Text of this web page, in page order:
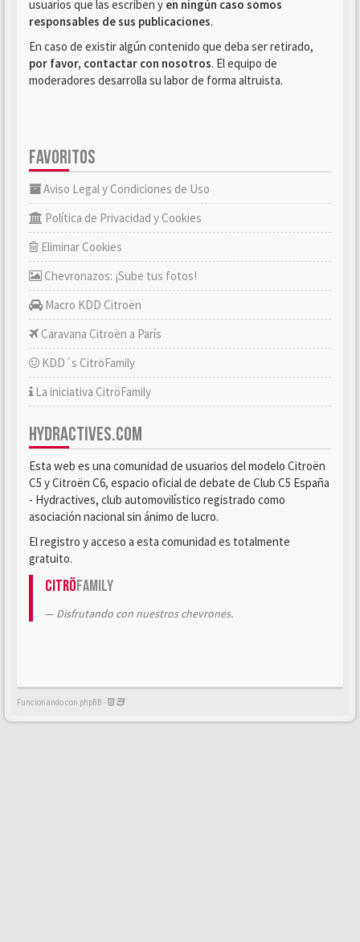
usuarios que las escriben y en ningún caso somos
responsables de sus publicaciones.
En caso de existir algún contenido que deba ser retirado,
por favor, contactar con nosotros. El equipo de
moderadores desarrolla su labor de forma altruista.
FAVORITOS
Aviso Legal y Condiciones de Uso
Política de Privacidad y Cookies
Eliminar Cookies
Chevronazos: ¡Sube tus fotos!
Macro KDD Citroën
Caravana Citroën a París
KDD´s CitröFamily
La iniciativa CitröFamily
HYDRACTIVES.COM
Esta web es una comunidad de usuarios del modelo Citroën
C5 y Citroën C6, espacio oficial de debate de Club C5 España
- Hydractives, club automovilístico registrado como
asociación nacional sin ánimo de lucro.
El registro y acceso a esta comunidad es totalmente
gratuito.
CitröFamily
Disfrutando con nuestros chevrones.
Funcionando con phpBB -